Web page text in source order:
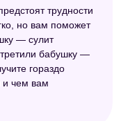
трудности
но вам поможет
— сулит
бабушку —
гораздо
и чем вам